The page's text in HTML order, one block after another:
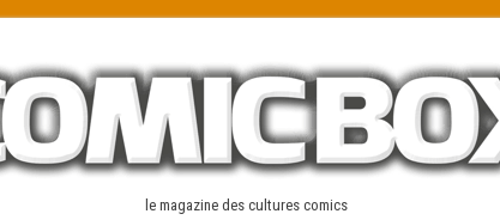
le magazine des cultures comics